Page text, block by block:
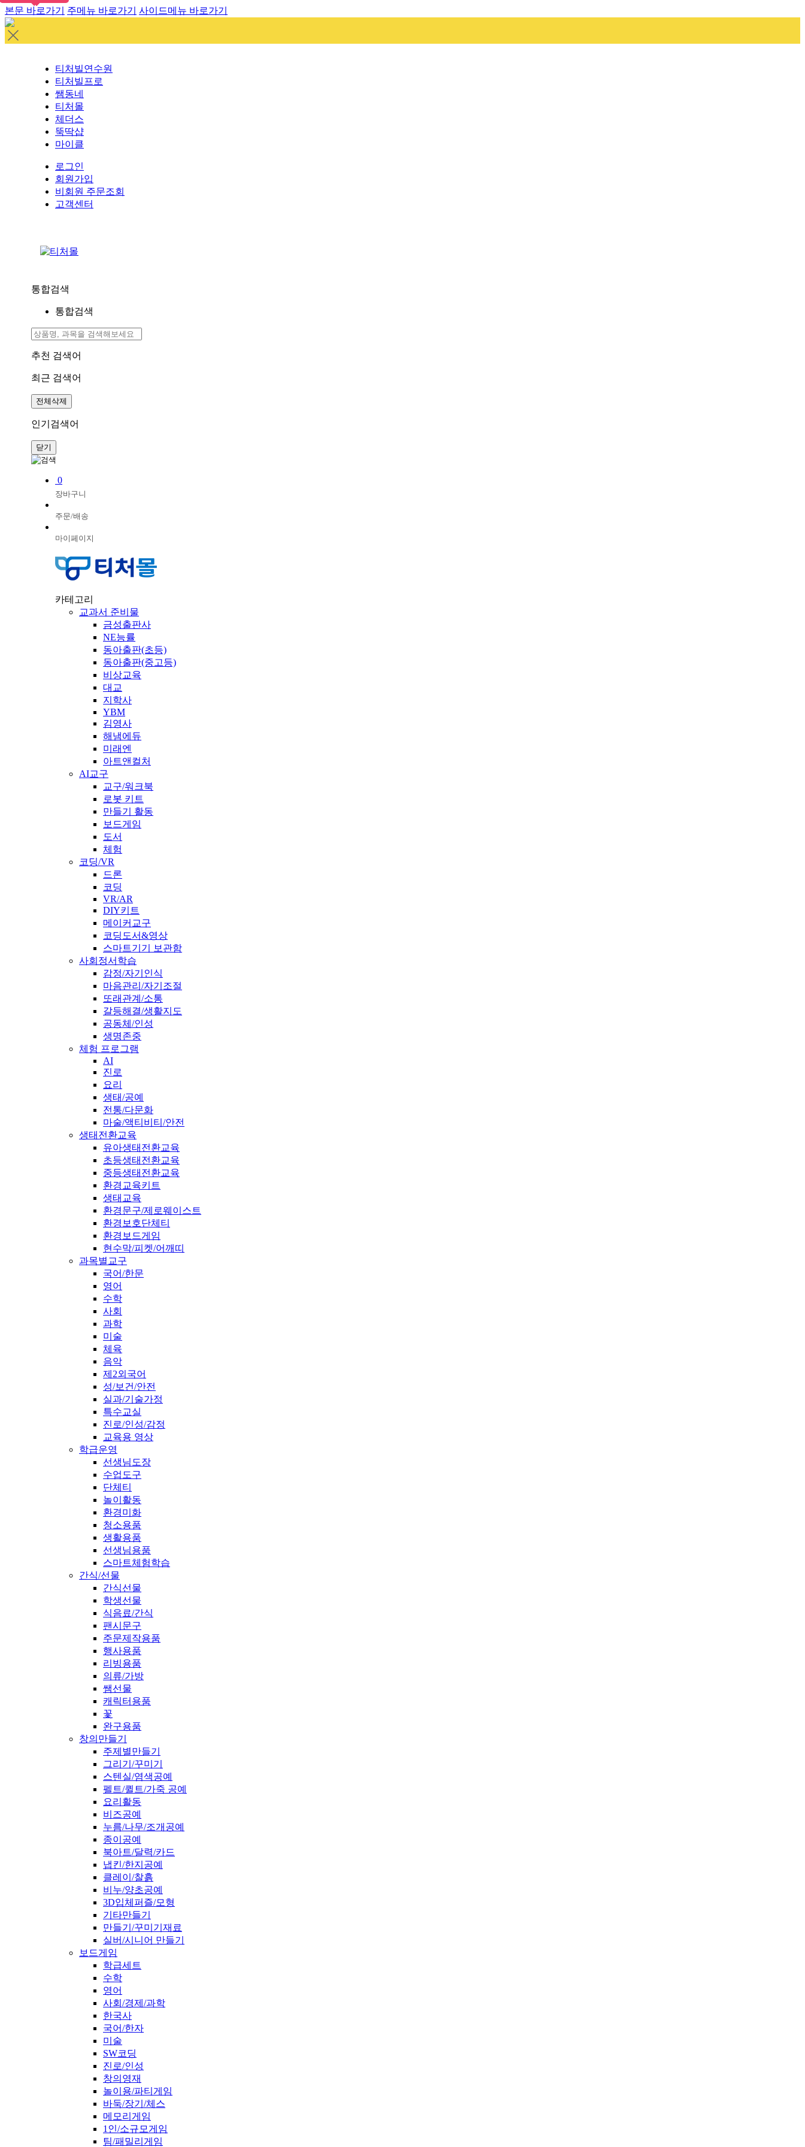
본문 바로가기 주메뉴 바로가기 사이드메뉴 바로가기
티처빌연수원
티처빌프로
쌤동네
티처몰
체더스
뚝딱샵
마이클
로그인
회원가입
비회원 주문조회
고객센터
통합검색
통합검색
추천 검색어
최근 검색어
전체삭제
인기검색어
닫기
0
장바구니
주문/배송
마이페이지
카테고리
교과서 준비물
금성출판사
NE능률
동아출판(초등)
동아출판(중고등)
비상교육
대교
지학사
YBM
김영사
해냄에듀
미래엔
아트앤컬처
AI교구
교구/워크북
로봇 키트
만들기 활동
보드게임
도서
체험
코딩/VR
드론
코딩
VR/AR
DIY키트
메이커교구
코딩도서&영상
스마트기기 보관함
사회정서학습
감정/자기인식
마음관리/자기조절
또래관계/소통
갈등해결/생활지도
공동체/인성
생명존중
체험 프로그램
AI
진로
요리
생태/공예
전통/다문화
마술/액티비티/안전
생태전환교육
유아생태전환교육
초등생태전환교육
중등생태전환교육
환경교육키트
생태교육
환경문구/제로웨이스트
환경보호단체티
환경보드게임
현수막/피켓/어깨띠
과목별교구
국어/한문
영어
수학
사회
과학
미술
체육
음악
제2외국어
성/보건/안전
실과/기술가정
특수교실
진로/인성/감정
교육용 영상
학급운영
선생님도장
수업도구
단체티
놀이활동
환경미화
청소용품
생활용품
선생님용품
스마트체험학습
간식/선물
간식선물
학생선물
식음료/간식
팬시문구
주문제작용품
행사용품
리빙용품
의류/가방
쌤선물
캐릭터용품
꽃
완구용품
창의만들기
주제별만들기
그리기/꾸미기
스텐실/염색공예
펠트/퀼트/가죽 공예
요리활동
비즈공예
누름/나무/조개공예
종이공예
북아트/달력/카드
냅킨/한지공예
클레이/찰흙
비누/양초공예
3D입체퍼즐/모형
기타만들기
만들기/꾸미기재료
실버/시니어 만들기
보드게임
학급세트
수학
영어
사회/경제/과학
한국사
국어/한자
미술
SW코딩
진로/인성
창의영재
놀이용/파티게임
바둑/장기/체스
메모리게임
1인/소규모게임
팀/패밀리게임